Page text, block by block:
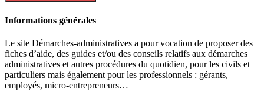
Informations générales
Le site Démarches-administratives a pour vocation de proposer des
fiches d’aide, des guides et/ou des conseils relatifs aux démarches
administratives et autres procédures du quotidien, pour les civils et
particuliers mais également pour les professionnels : gérants,
employés, micro-entrepreneurs…